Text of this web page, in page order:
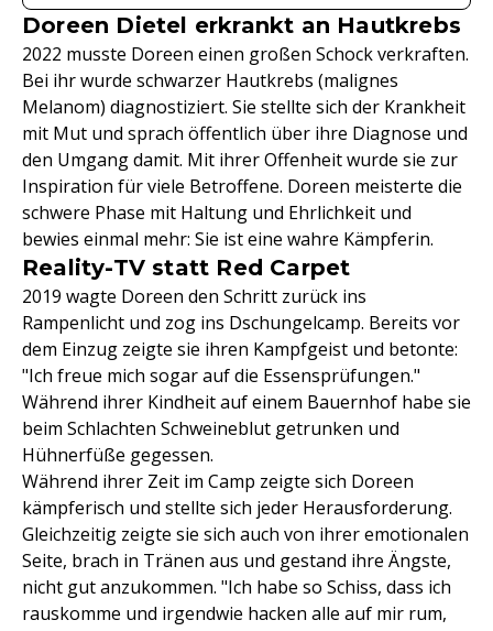
Doreen Dietel erkrankt an Hautkrebs
2022 musste Doreen einen großen Schock verkraften.
Bei ihr wurde schwarzer Hautkrebs (malignes
Melanom) diagnostiziert. Sie stellte sich der Krankheit
mit Mut und sprach öffentlich über ihre Diagnose und
den Umgang damit. Mit ihrer Offenheit wurde sie zur
Inspiration für viele Betroffene. Doreen meisterte die
schwere Phase mit Haltung und Ehrlichkeit und
bewies einmal mehr: Sie ist eine wahre Kämpferin.
Reality-TV statt Red Carpet
2019 wagte Doreen den Schritt zurück ins
Rampenlicht und zog ins Dschungelcamp. Bereits vor
dem Einzug zeigte sie ihren Kampfgeist und betonte:
"Ich freue mich sogar auf die Essensprüfungen."
Während ihrer Kindheit auf einem Bauernhof habe sie
beim Schlachten Schweineblut getrunken und
Hühnerfüße gegessen.
Während ihrer Zeit im Camp zeigte sich Doreen
kämpferisch und stellte sich jeder Herausforderung.
Gleichzeitig zeigte sie sich auch von ihrer emotionalen
Seite, brach in Tränen aus und gestand ihre Ängste,
nicht gut anzukommen. "Ich habe so Schiss, dass ich
rauskomme und irgendwie hacken alle auf mir rum,